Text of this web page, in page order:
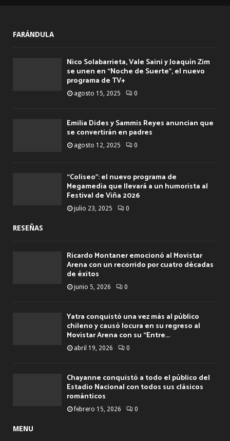
FARÁNDULA
Nico Solabarrieta, Vale Saini y Joaquín Zim
se unen en “Noche de Suerte”, el nuevo
programa de TV+
agosto 15, 2025 0
Emilia Dides y Sammis Reyes anuncian que
se convertirán en padres
agosto 12, 2025 0
“Coliseo”: el nuevo programa de
Megamedia que llevará a un humorista al
Festival de Viña 2026
julio 23, 2025 0
RESEÑAS
Ricardo Montaner emocionó al Movistar
Arena con un recorrido por cuatro décadas
de éxitos
junio 5, 2026 0
Yatra conquistó una vez más al público
chileno y causó locura en su regreso al
Movistar Arena con su “Entre...
abril 19, 2026 0
Chayanne conquistó a todo el público del
Estadio Nacional con todos sus clásicos
románticos
febrero 15, 2026 0
MENU